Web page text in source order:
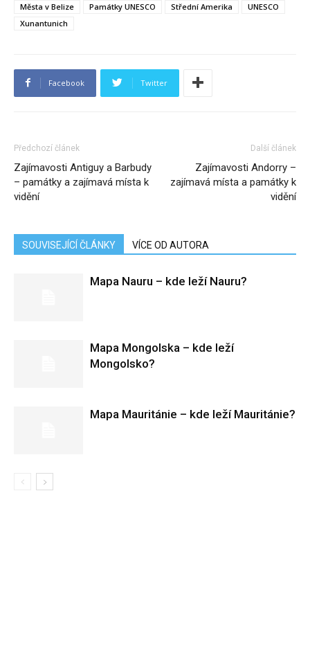
Města v Belize
Památky UNESCO Střední Amerika
UNESCO
Xunantunich
Facebook Twitter
Předchozí článek
Zajímavosti Antiguy a Barbudy
– památky a zajímavá místa k
vidění
Další článek
Zajímavosti Andorry –
zajímavá místa a památky k
vidění
SOUVISEJÍCÍ ČLÁNKY VÍCE OD AUTORA
Mapa Nauru – kde leží Nauru?
Mapa Mongolska – kde leží
Mongolsko?
Mapa Mauritánie – kde leží Mauritánie?